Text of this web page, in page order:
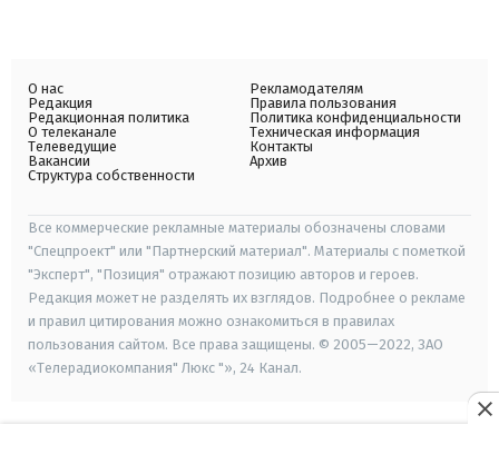
О нас
Редакция
Редакционная политика
О телеканале
Телеведущие
Вакансии
Структура собственности
Рекламодателям
Правила пользования
Политика конфиденциальности
Техническая информация
Контакты
Архив
Все коммерческие рекламные материалы обозначены словами
"Спецпроект" или "Партнерский материал". Материалы с пометкой
"Эксперт", "Позиция" отражают позицию авторов и героев.
Редакция может не разделять их взглядов. Подробнее о рекламе
и правил цитирования можно ознакомиться в правилах
пользования сайтом. Все права защищены. © 2005—2022, ЗАО
«Телерадиокомпания" Люкс "», 24 Канал.